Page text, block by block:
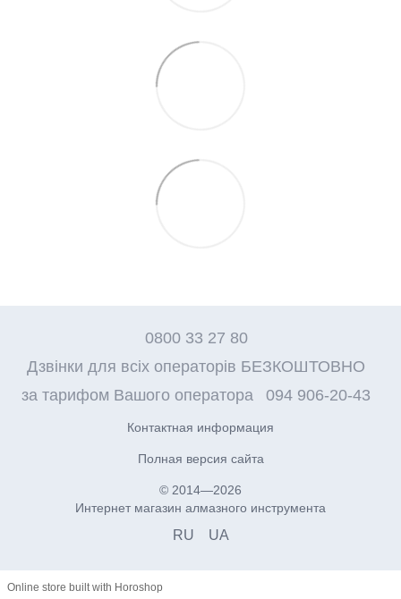
0800 33 27 80
Дзвінки для всіх операторів БЕЗКОШТОВНО
за тарифом Вашого оператора
094 906-20-43
Контактная информация
Полная версия сайта
© 2014—2026
Интернет магазин алмазного инструмента
RU UA
Online store built with Horoshop